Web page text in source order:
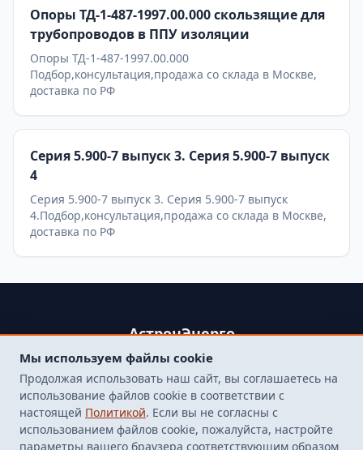
Опоры ТД-1-487-1997.00.000 скользящие для
трубопроводов в ППУ изоляции
Опоры ТД-1-487-1997.00.000
Подбор,консультация,продажа со склада в Москве,
доставка по РФ
Серия 5.900-7 выпуск 3. Серия 5.900-7 выпуск
4
Серия 5.900-7 выпуск 3. Серия 5.900-7 выпуск
4.Подбор,консультация,продажа со склада в Москве,
доставка по РФ
АстронЭнерго
+79250499357 , +74998417015
107564, г. Москва, пр-д Погонный, д. 1 к. 9, помещение 10Н.
Бесплатная доставка до терминала транспортной
компанией в Москве
finarm98@mail.ru
Мы используем файлы cookie
Продолжая использовать наш сайт, вы соглашаетесь на
использование файлов cookie в соответствии с
настоящей Политикой. Если вы не согласны с
использованием файлов cookie, пожалуйста, настройте
параметры вашего браузера соответствующим образом